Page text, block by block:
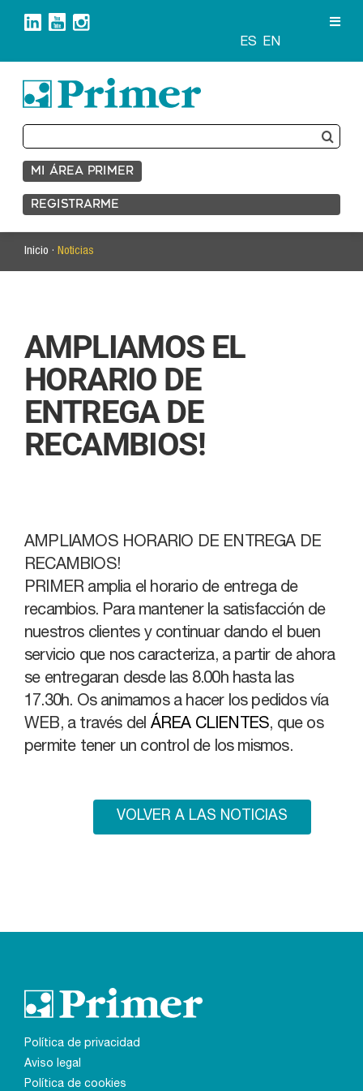
ES EN
Buscar:
MI ÁREA PRIMER
REGISTRARME
Inicio · Noticias
AMPLIAMOS EL
HORARIO DE
ENTREGA DE
RECAMBIOS!
AMPLIAMOS HORARIO DE ENTREGA DE
RECAMBIOS!
PRIMER amplia el horario de entrega de
recambios. Para mantener la satisfacción de
nuestros clientes y continuar dando el buen
servicio que nos caracteriza, a partir de ahora
se entregaran desde las 8.00h hasta las
17.30h. Os animamos a hacer los pedidos vía
WEB, a través del ÁREA CLIENTES, que os
permite tener un control de los mismos.
VOLVER A LAS NOTICIAS
Política de privacidad
Aviso legal
Política de cookies